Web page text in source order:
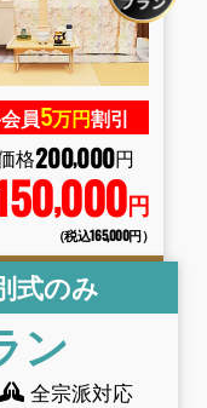
員5万円割引
格200,000円
,000円
（税込165,000円）
式のみ
ン
全宗派対応